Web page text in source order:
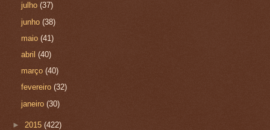
julho(37)
junho(38)
maio(41)
abril(40)
março(40)
fevereiro(32)
janeiro(30)
► 2015 (422)